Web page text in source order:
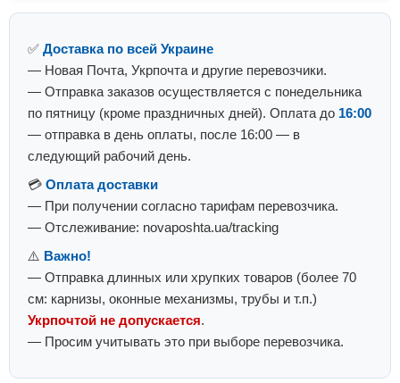
✅ Доставка по всей Украине
— Новая Почта, Укрпочта и другие перевозчики.
— Отправка заказов осуществляется с понедельника
по пятницу (кроме праздничных дней). Оплата до 16:00
— отправка в день оплаты, после 16:00 — в
следующий рабочий день.
💳 Оплата доставки
— При получении согласно тарифам перевозчика.
— Отслеживание: novaposhta.ua/tracking
⚠️ Важно!
— Отправка длинных или хрупких товаров (более 70
см: карнизы, оконные механизмы, трубы и т.п.)
Укрпочтой не допускается.
— Просим учитывать это при выборе перевозчика.